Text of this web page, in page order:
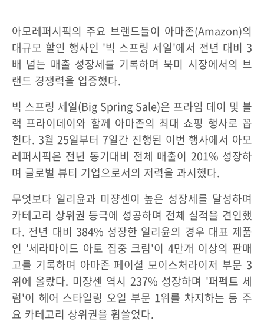
아모레퍼시픽의 주요 브랜드들이 아마존(Amazon)의
대규모 할인 행사인 '빅 스프링 세일'에서 전년 대비 3
배 넘는 매출 성장세를 기록하며 북미 시장에서의 브
랜드 경쟁력을 입증했다.
빅 스프링 세일(Big Spring Sale)은 프라임 데이 및 블
랙 프라이데이와 함께 아마존의 최대 쇼핑 행사로 꼽
힌다. 3월 25일부터 7일간 진행된 이번 행사에서 아모
레퍼시픽은 전년 동기대비 전체 매출이 201% 성장하
며 글로벌 뷰티 기업으로서의 저력을 과시했다.
무엇보다 일리윤과 미쟝센이 높은 성장세를 달성하며
카테고리 상위권 등극에 성공하며 전체 실적을 견인했
다. 전년 대비 384% 성장한 일리윤의 경우 대표 제품
인 '세라마이드 아토 집중 크림'이 4만개 이상의 판매
고를 기록하며 아마존 페이셜 모이스처라이저 부문 3
위에 올랐다. 미쟝센 역시 237% 성장하며 '퍼펙트 세
럼'이 헤어 스타일링 오일 부문 1위를 차지하는 등 주
요 카테고리 상위권을 휩쓸었다.